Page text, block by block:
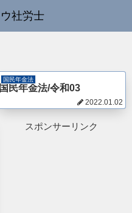
国民年金法
国民年金法/令和03
2022.01.02
スポンサーリンク